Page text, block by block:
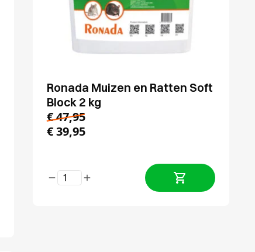
Ronada Muizen en Ratten Soft
Block 2 kg
€47,95
€39,95